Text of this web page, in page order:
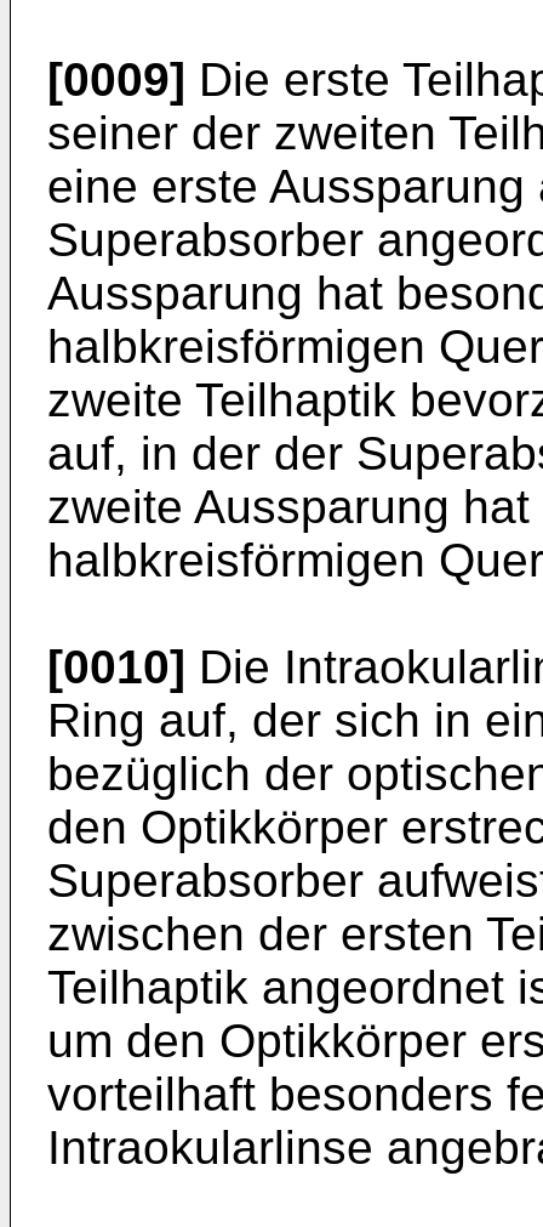
[0009] Die erste
seiner der zweiten
eine erste Aussparung
Superabsorber
Aussparung hat
halbkreisförmigen
zweite Teilhaptik
auf, in der der
zweite Aussparung
halbkreisförmigen
[0010] Die
Ring auf, der sich in
bezüglich der
den Optikkörper
Superabsorber
zwischen der ersten
Teilhaptik angeordnet
um den Optikkörper
vorteilhaft besonders
Intraokularlinse